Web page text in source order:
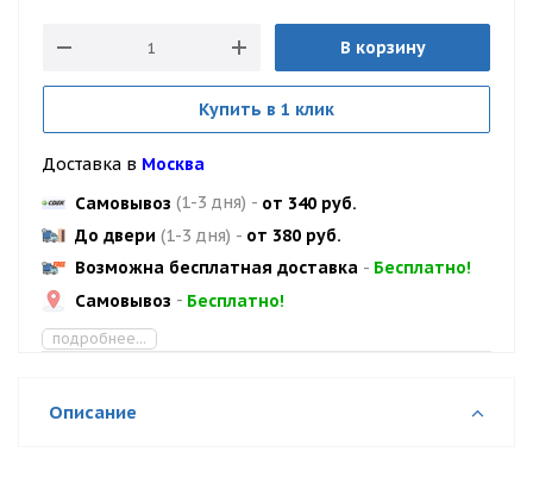
В корзину
Купить в 1 клик
Доставка в Москва
Самовывоз (1-3 дня) - от 340 руб.
До двери (1-3 дня) - от 380 руб.
Возможна бесплатная доставка - Бесплатно!
Самовывоз - Бесплатно!
подробнее...
Описание